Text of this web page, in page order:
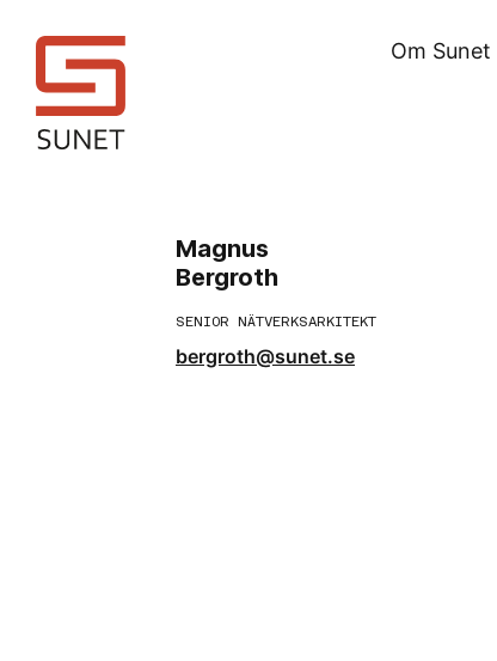
Om Sunet
Magnus
Bergroth
SENIOR NÄTVERKSARKITEKT
bergroth@sunet.se